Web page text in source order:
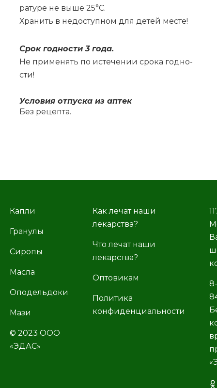
ра­ту­ре не вы­ше 25°С.
Хра­нить в не­до­ступ­ном для де­тей ме­сте!
Срок год­но­сти 3 го­да.
Не при­ме­нять по ис­те­че­нии сро­ка год­но­
сти!
Усло­вия от­пус­ка из ап­тек
Без ре­цеп­та.
Капли
Гранулы
Сиропы
Масла
Оподельдоки
Мази
© 2023 ООО
«ЭДАС»
Как лечат наши
лекарства?
Что лечат наши
лекарства?
Оптовикам
Политика
конфиденциальности